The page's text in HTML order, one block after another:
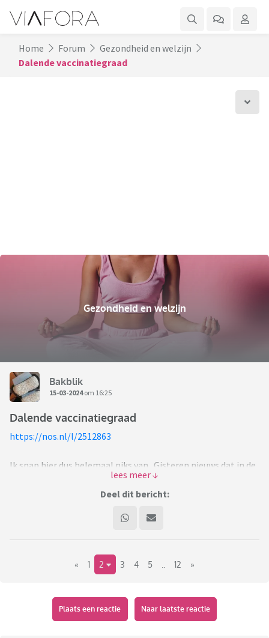
Home Forum
Gezondheid en welzijn
Dalende vaccinatiegraad
Gezondheid en welzijn
Bakblik
15-03-2024om 16:25
Dalende vaccinatiegraad
https://nos.nl/l/2512863
Ik snap hier dus helemaal niks van. Gisteren nieuws dat in de
regio Eindhoven een mazelenuitbraak op handen was
vanwege dalende percentages gevaccineerde kinderen,
Hoezo zou je kinderen niet laten inenten?
Met een moeder(80+) waarvan een zusje is overleden aan een
ziekte uit het DKTP rijtje en zelf een kind dat bijna is
verkoudhridsvirus hebben wij gewoon de coronavaccinaties
gehaald en hebben we de kinderen ook de hpv prikken met
klem aangeraden.
Deel dit bericht:
« 1 2 3 4 5 12 »
Plaats een reactie Naar laatste reactie